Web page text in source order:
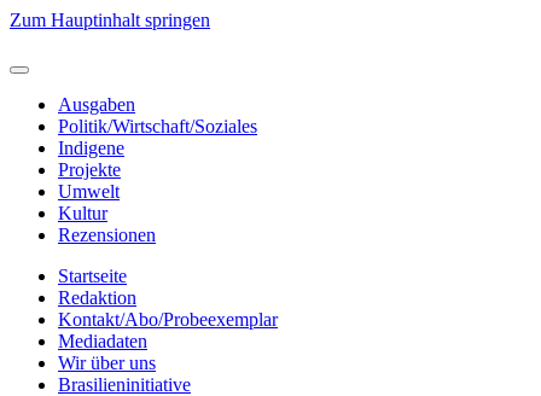
Zum Hauptinhalt springen
Ausgaben
Politik/Wirtschaft/Soziales
Indigene
Projekte
Umwelt
Kultur
Rezensionen
Startseite
Redaktion
Kontakt/Abo/Probeexemplar
Mediadaten
Wir über uns
Brasilieninitiative